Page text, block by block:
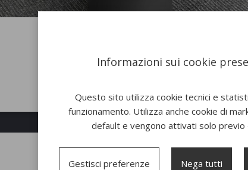
Informazioni sui cookie
Questo sito utilizza cookie tecnici e
funzionamento. Utilizza anche cookie di
default e vengono attivati solo previo
Gestisci preferenze Nega tutti